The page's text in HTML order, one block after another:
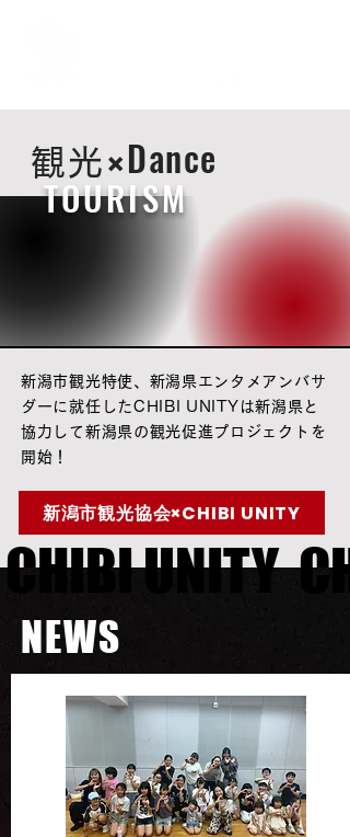
観光×Dance
TOURISM
新潟市観光特使、新潟県エンタメアンバサ
ダーに就任したCHIBI UNITYは新潟県と
協力して新潟県の観光促進プロジェクトを
開始！
新潟市観光協会×CHIBI UNITY
CHIBI UNITY
CHIBI UNITY
NEWS